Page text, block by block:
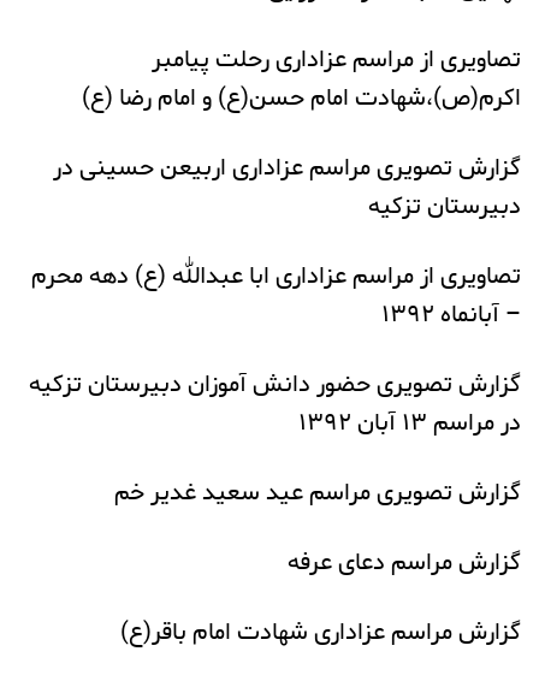
تصاویری از مراسم عزاداری رحلت پیامبر
اکرم(ص)،شهادت امام حسن(ع) و امام رضا (ع)
گزارش تصویری مراسم عزاداری اربیعن حسینی در
دبیرستان تزکیه
تصاویری از مراسم عزاداری ابا عبدالله (ع) دهه محرم
– آبانماه ۱۳۹۲
گزارش تصویری حضور دانش آموزان دبیرستان تزکیه
در مراسم ۱۳ آبان ۱۳۹۲
گزارش تصویری مراسم عید سعید غدیر خم
گزارش مراسم دعای عرفه
گزارش مراسم عزاداری شهادت امام باقر(ع)